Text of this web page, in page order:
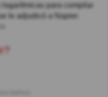
logarítmicas para compilar
le adjudicó a Napier.